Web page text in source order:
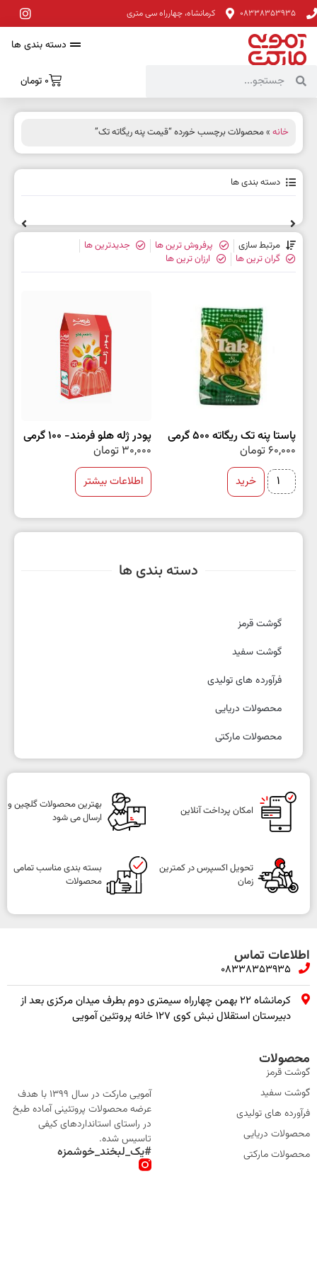
08338353935 کرمانشاه، چهارراه سی متری
دسته بندی ها
0 تومان
دسته بندی ها
گوشت قرمز
گوشت سفید
فرآورده های تولیدی
محصولات دریایی
محصولات مارکتی
خانه » محصولات برچسب خورده “قیمت پنه ریگاته تک”
دسته بندی ها
مرتبط سازی پرفروش ترین ها
جدیدترین ها
گران ترین ها
ارزان ترین ها
پاستا پنه تک ریگاته 500 گرمی
60,000 تومان
خرید
پودر ژله هلو فرمند- 100 گرمی
30,000 تومان
اطلاعات بیشتر
امکان پرداخت آنلاین
بهترین محصولات گلچین و
ارسال می شود
تحویل اکسپرس در کمترین
زمان
بسته بندی مناسب تمامی
محصولات
اطلاعات تماس
08338353935
کرمانشاه ۲۲ بهمن چهارراه سیمتری دوم بطرف میدان مرکزی بعد از
دبیرستان استقلال نبش کوی ۱۲۷ خانه پروتئین آمویی
محصولات
گوشت قرمز
گوشت سفید
فرآورده های تولیدی
محصولات دریایی
محصولات مارکتی
آمویی مارکت در سال 1399 با هدف
عرضه محصولات پروتئینی آماده طبخ
در راستای استانداردهای کیفی
تاسیس شده.
#یک_لبخند_خوشمزه